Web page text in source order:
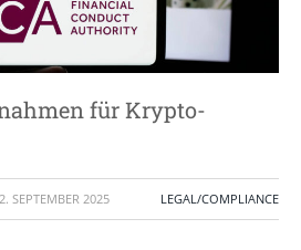
für Krypto-
SEPTEMBER 2025 LEGAL/COMPLIANCE